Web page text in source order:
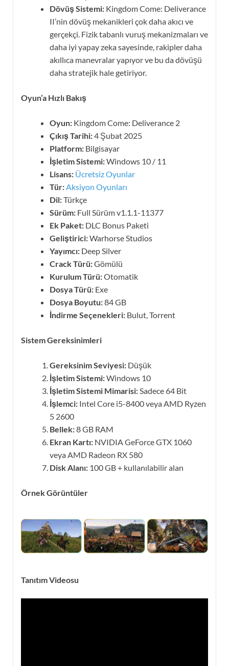
Dövüş Sistemi: Kingdom Come: Deliverance
II’nin dövüş mekanikleri çok daha akıcı ve
gerçekçi. Fizik tabanlı vuruş mekanizmaları ve
daha iyi yapay zeka sayesinde, rakipler daha
akıllıca manevralar yapıyor ve bu da dövüşü
daha stratejik hale getiriyor.
Oyun’a Hızlı Bakış
Oyun: Kingdom Come: Deliverance 2
Çıkış Tarihi:4 Şubat 2025
Platform: Bilgisayar
İşletim Sistemi:Windows 10 / 11
Lisans: Ücretsiz Oyunlar
Tür:Aksiyon Oyunları
Dil:Türkçe
Sürüm: Full Sürüm v1.1.1-11377
Ek Paket: DLC Bonus Paketi
Geliştirici:Warhorse Studios
Yayımcı: Deep Silver
Crack Türü:Gömülü
Kurulum Türü:Otomatik
Dosya Türü: Exe
Dosya Boyutu:84 GB
İndirme Seçenekleri: Bulut, Torrent
Sistem Gereksinimleri
Gereksinim Seviyesi: Düşük
İşletim Sistemi:Windows 10
İşletim Sistemi Mimarisi:Sadece 64 Bit
İşlemci: Intel Core i5-8400 veya AMD Ryzen
5 2600
Bellek:8 GB RAM
Ekran Kartı: NVIDIA GeForce GTX 1060
veya AMD Radeon RX 580
Disk Alanı: 100 GB + kullanılabilir alan
Örnek Görüntüler
Tanıtım Videosu